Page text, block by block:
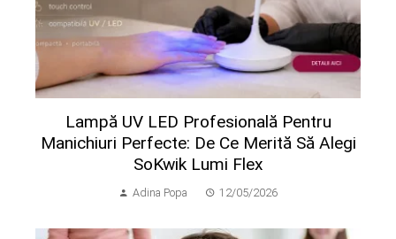
Lampă UV LED Profesională Pentru
Manichiuri Perfecte: De Ce Merită Să Alegi
SoKwik Lumi Flex
Adina Popa 12/05/2026